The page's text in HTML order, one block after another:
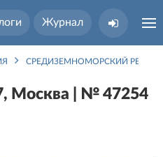
Журнал
СРЕДИЗЕМНОМОРСКИЙ РЕГИОН
Москва | № 47254